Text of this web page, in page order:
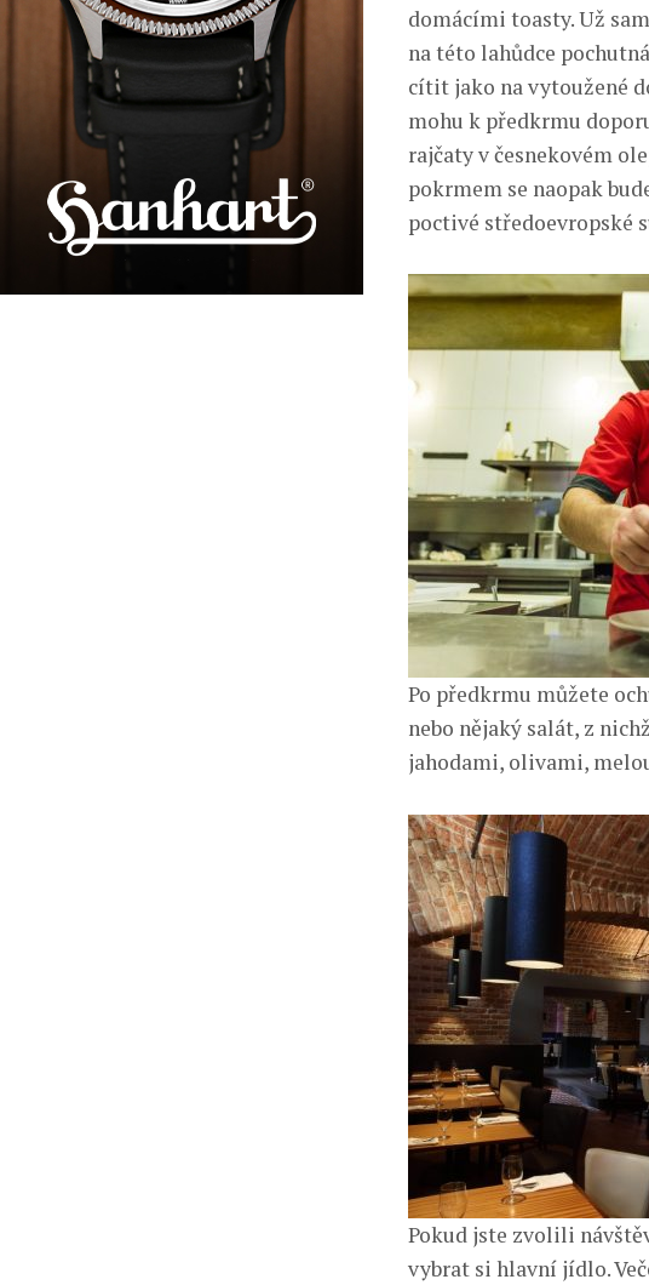
domácími toasty. Už
na této lahůdce
cítit jako na vytoužené
mohu k předkrmu
rajčaty v česnekovém
pokrmem se naopak
poctivé středoevropské
Po předkrmu můžete
nebo nějaký salát, z
jahodami, olivami,
Pokud jste zvolili
vybrat si hlavní jídlo.